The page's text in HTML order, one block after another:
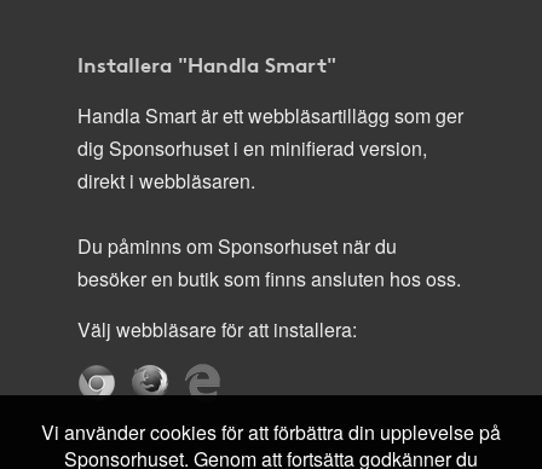
Installera "Handla Smart"
Handla Smart är ett webbläsartillägg som ger
dig Sponsorhuset i en minifierad version,
direkt i webbläsaren.
Du påminns om Sponsorhuset när du
besöker en butik som finns ansluten hos oss.
Välj webbläsare för att installera:
Vi använder cookies för att förbättra din upplevelse på
Sponsorhuset. Genom att fortsätta godkänner du